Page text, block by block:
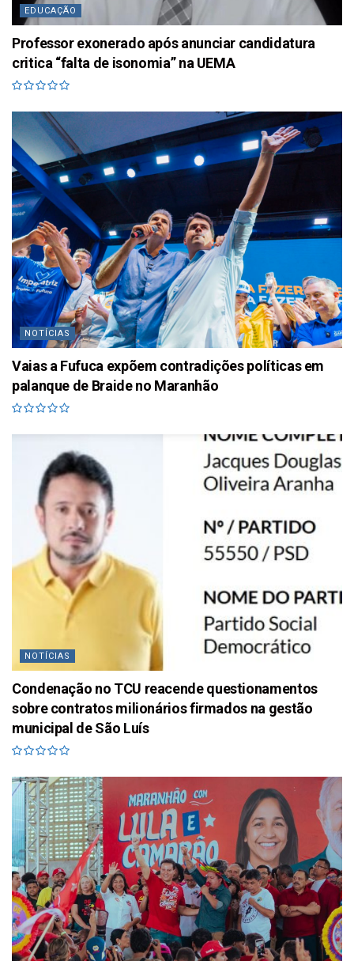
EDUCAÇÃO
Professor exonerado após anunciar candidatura
critica “falta de isonomia” na UEMA
NOTÍCIAS
Vaias a Fufuca expõem contradições políticas em
palanque de Braide no Maranhão
NOTÍCIAS
Condenação no TCU reacende questionamentos
sobre contratos milionários firmados na gestão
municipal de São Luís